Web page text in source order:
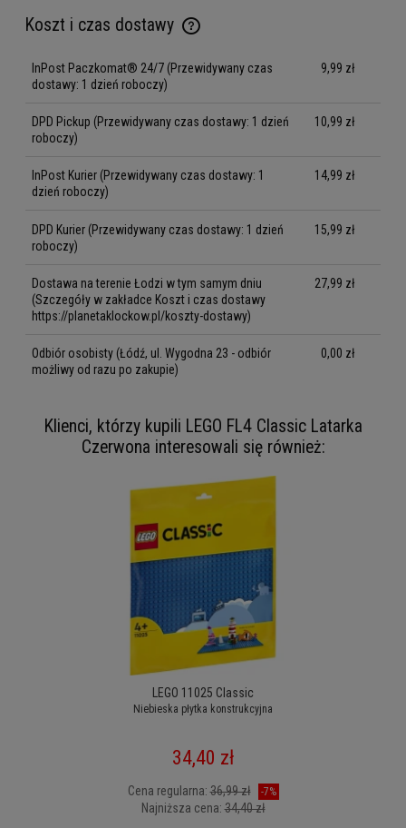
Koszt i czas dostawy
Cena nie zawiera ewentualnych kosztów płatności
InPost Paczkomat® 24/7 (Przewidywany czas
dostawy: 1 dzień roboczy)
9,99 zł
DPD Pickup (Przewidywany czas dostawy: 1 dzień
roboczy)
10,99 zł
InPost Kurier (Przewidywany czas dostawy: 1
dzień roboczy)
14,99 zł
DPD Kurier (Przewidywany czas dostawy: 1 dzień
roboczy)
15,99 zł
Dostawa na terenie Łodzi w tym samym dniu
(Szczegóły w zakładce Koszt i czas dostawy
https://planetaklockow.pl/koszty-dostawy)
27,99 zł
Odbiór osobisty (Łódź, ul. Wygodna 23 - odbiór
możliwy od razu po zakupie)
0,00 zł
Klienci, którzy kupili LEGO FL4 Classic Latarka
Czerwona interesowali się również:
LEGO 11025 Classic
Niebieska płytka konstrukcyjna
34,40 zł
Cena regularna:36,99 zł -7%
Najniższa cena:34,40 zł